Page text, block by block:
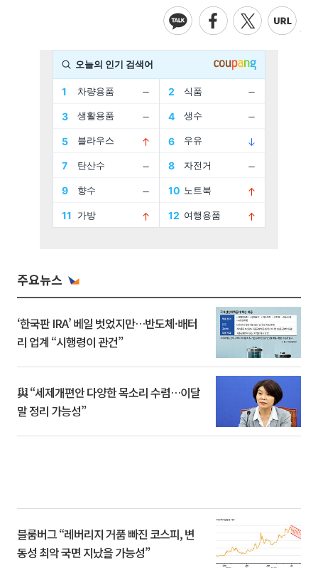
주요뉴스
‘한국판 IRA’ 베일 벗었지만…반도체·배터
리 업계 “시행령이 관건”
與 “세제개편안 다양한 목소리 수렴…이달
말 정리 가능성”
블룸버그 “레버리지 거품 빠진 코스피, 변
동성 최악 국면 지났을 가능성”